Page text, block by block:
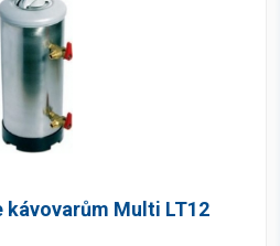
kávovarům Multi LT12